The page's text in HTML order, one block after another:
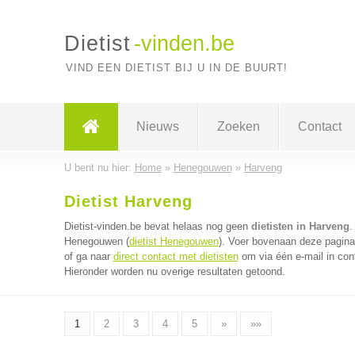
Dietist -vinden.be
VIND EEN DIETIST BIJ U IN DE BUURT!
Nieuws Zoeken Contact
U bent nu hier: Home» Henegouwen» Harveng
Dietist Harveng
Dietist-vinden.be bevat helaas nog geen dietisten in Harveng.
Henegouwen (dietist Henegouwen). Voer bovenaan deze
of ga naar direct contact met dietistenom via één e-mail in
Hieronder worden nu overige resultaten getoond.
1 2 3 4 5 » »»